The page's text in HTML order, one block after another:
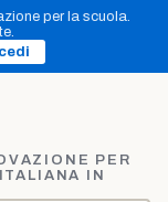
per la scuola.
PER
IN